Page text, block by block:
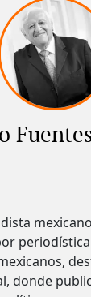
donde